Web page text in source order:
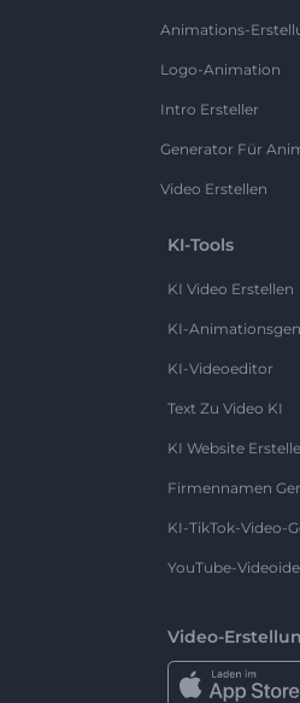
Animations-
Logo-Animation
Intro Ersteller
Generator Für
Video Erstellen
KI-Tools
KI Video Erstellen
KI-
KI-Videoeditor
Text Zu Video KI
KI Website
Firmennamen
KI-TikTok-Video-
YouTube-
Video-